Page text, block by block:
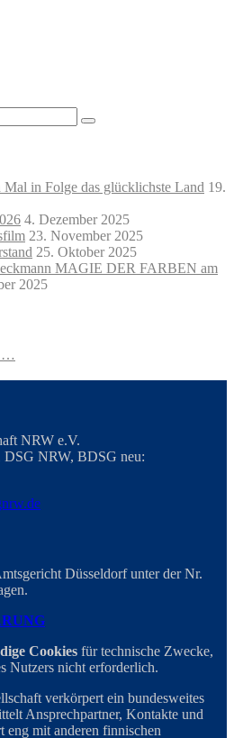
Mal in Folge das glücklichste Land 19.
4. Dezember 2025
23. November 2025
25. Oktober 2025
MAGIE DER FARBEN am
2025
…
NRW e.V.
NRW, BDSG neu:
Düsseldorf unter der Nr.
Cookies für technische Zwecke,
Nutzers nicht erforderlich.
verkörpert ein bundesweites
Ansprechpartner, Kontakte und
mit anderen finnischen